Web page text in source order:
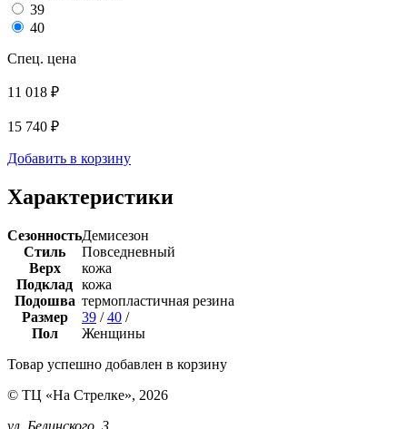
39
40
Спец. цена
11 018 ₽
15 740 ₽
Добавить в корзину
Характеристики
СезонностьДемисезон
Стиль
Повседневный
Верх
кожа
Подклад кожа
Подошва термопластичная резина
Размер
39 /40 /
Пол
Женщины
Товар успешно добавлен в корзину
© ТЦ «На Стрелке», 2026
ул. Белинского, 3